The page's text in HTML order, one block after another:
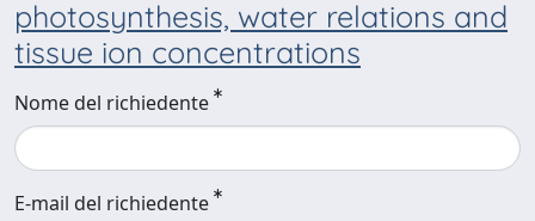
photosynthesis, water relations and
tissue ion concentrations
Nome del richiedente
E-mail del richiedente